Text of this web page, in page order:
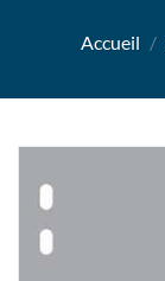
Accueil /